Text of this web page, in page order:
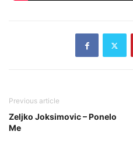
Previous article
Zeljko Joksimovic – Ponelo
Me